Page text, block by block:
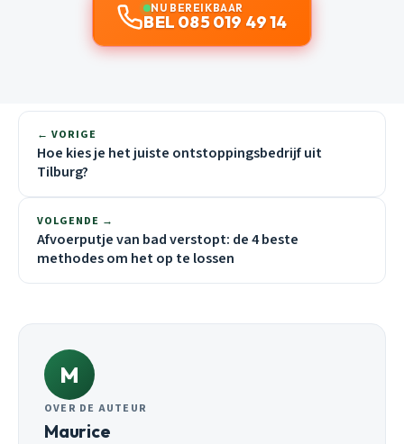
NU BEREIKBAAR
BEL 085 019 49 14
← VORIGE
Hoe kies je het juiste ontstoppingsbedrijf uit
Tilburg?
VOLGENDE →
Afvoerputje van bad verstopt: de 4 beste
methodes om het op te lossen
M
OVER DE AUTEUR
Maurice